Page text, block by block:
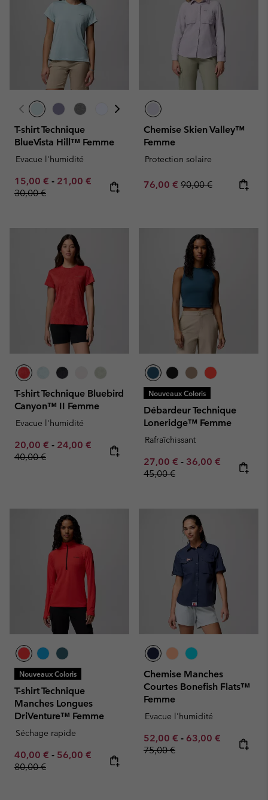
T-shirt Technique
BlueVista Hill™ Femme
Evacue l'humidité
Minimum sale price:
15,00 € - Maximum sale price:
21,00 € Regular price:
30,00 €
Chemise Skien Valley™
Femme
Protection solaire
Sale price:
76,00 € Regular price:
90,00 €
T-shirt Technique Bluebird
Canyon™ II Femme
Evacue l'humidité
Minimum sale price:
20,00 € - Maximum sale price:
24,00 € Regular price:
40,00 €
Nouveaux Coloris
Débardeur Technique
Loneridge™ Femme
Rafraîchissant
Minimum sale price:
27,00 € - Maximum sale
36,00 € Regular
45,00 €
Nouveaux Coloris
T-shirt Technique
Manches Longues
DriVenture™ Femme
Séchage rapide
Minimum sale price:
40,00 € - Maximum sale price:
56,00 € Regular price:
80,00 €
Chemise Manches
Courtes Bonefish Flats™
Femme
Evacue l'humidité
Minimum sale price:
52,00 € - Maximum sale
63,00 € Regular
75,00 €